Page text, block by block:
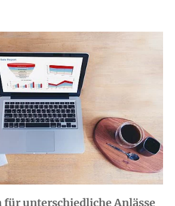
für unterschiedliche Anlässe